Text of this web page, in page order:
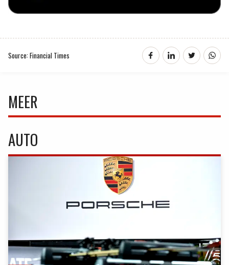
Source: Financial Times
MEER
AUTO